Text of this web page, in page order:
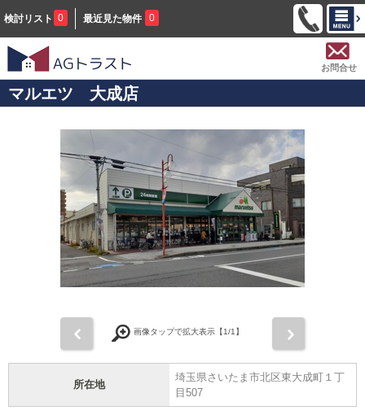
検討リスト 0 最近見た物件 0
お問合せ
マルエツ 大成店
画像タップで拡大表示【1/1】
所在地
埼玉県さいたま市北区東大成町１丁
目507